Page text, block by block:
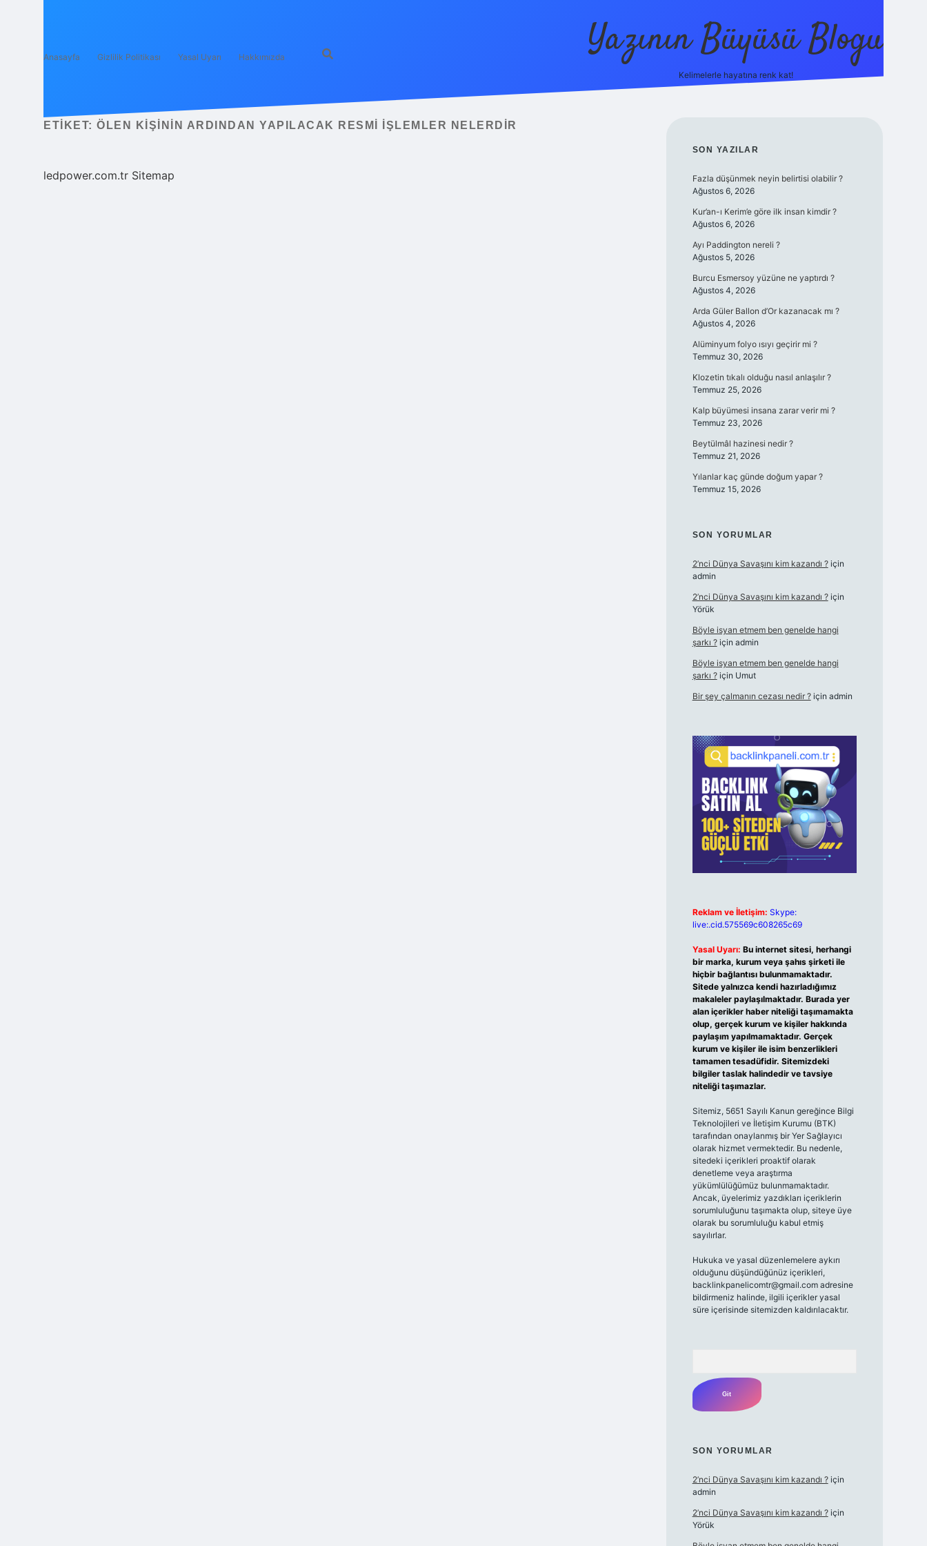
Anasayfa Gizlilik Politikası Yasal Uyarı Hakkımızda Yazının Büyüsü Blogu
Kelimelerle hayatına renk kat!
ETIKET: ÖLEN KIŞININ ARDINDAN YAPILACAK RESMI IŞLEMLER NELERDIR
ledpower.com.tr Sitemap
SIDEBAR
SON YAZILAR
Fazla düşünmek neyin belirtisi olabilir ?
Ağustos 6, 2026
Kur’an-ı Kerim’e göre ilk insan kimdir ?
Ağustos 6, 2026
Ayı Paddington nereli ?
Ağustos 5, 2026
Burcu Esmersoy yüzüne ne yaptırdı ?
Ağustos 4, 2026
Arda Güler Ballon d’Or kazanacak mı ?
Ağustos 4, 2026
Alüminyum folyo ısıyı geçirir mi ?
Temmuz 30, 2026
Klozetin tıkalı olduğu nasıl anlaşılır ?
Temmuz 25, 2026
Kalp büyümesi insana zarar verir mi ?
Temmuz 23, 2026
Beytülmâl hazinesi nedir ?
Temmuz 21, 2026
Yılanlar kaç günde doğum yapar ?
Temmuz 15, 2026
SON YORUMLAR
2’nci Dünya Savaşını kim kazandı ?için
admin
2’nci Dünya Savaşını kim kazandı ?için
Yörük
Böyle isyan etmem ben genelde hangi
şarkı ?için admin
Böyle isyan etmem ben genelde hangi
şarkı ?için Umut
Bir şey çalmanın cezası nedir ?için admin
Reklam ve İletişim: Skype:
live:.cid.575569c608265c69
Yasal Uyarı: Bu internet sitesi, herhangi
bir marka, kurum veya şahıs şirketi ile
hiçbir bağlantısı bulunmamaktadır.
Sitede yalnızca kendi hazırladığımız
makaleler paylaşılmaktadır. Burada yer
alan içerikler haber niteliği taşımamakta
olup, gerçek kurum ve kişiler hakkında
paylaşım yapılmamaktadır. Gerçek
kurum ve kişiler ile isim benzerlikleri
tamamen tesadüfidir. Sitemizdeki
bilgiler taslak halindedir ve tavsiye
niteliği taşımazlar.
Sitemiz, 5651 Sayılı Kanun gereğince Bilgi
Teknolojileri ve İletişim Kurumu (BTK)
tarafından onaylanmış bir Yer Sağlayıcı
olarak hizmet vermektedir. Bu nedenle,
sitedeki içerikleri proaktif olarak
denetleme veya araştırma
yükümlülüğümüz bulunmamaktadır.
Ancak, üyelerimiz yazdıkları içeriklerin
sorumluluğunu taşımakta olup, siteye üye
olarak bu sorumluluğu kabul etmiş
sayılırlar.
Hukuka ve yasal düzenlemelere aykırı
olduğunu düşündüğünüz içerikleri,
backlinkpanelicomtr@gmail.comadresine
bildirmeniz halinde, ilgili içerikler yasal
süre içerisinde sitemizden kaldırılacaktır.
SON YORUMLAR
2’nci Dünya Savaşını kim kazandı ?için
admin
2’nci Dünya Savaşını kim kazandı ?için
Yörük